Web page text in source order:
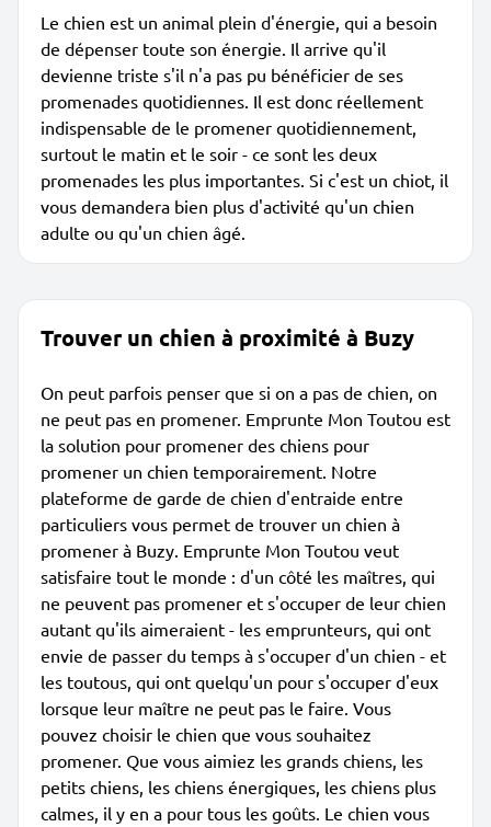
Le chien est un animal plein d'énergie, qui a besoin
de dépenser toute son énergie. Il arrive qu'il
devienne triste s'il n'a pas pu bénéficier de ses
promenades quotidiennes. Il est donc réellement
indispensable de le promener quotidiennement,
surtout le matin et le soir - ce sont les deux
promenades les plus importantes. Si c'est un chiot, il
vous demandera bien plus d'activité qu'un chien
adulte ou qu'un chien âgé.
Trouver un chien à proximité à Buzy
On peut parfois penser que si on a pas de chien, on
ne peut pas en promener. Emprunte Mon Toutou est
la solution pour promener des chiens pour
promener un chien temporairement. Notre
plateforme de garde de chien d'entraide entre
particuliers vous permet de trouver un chien à
promener à Buzy. Emprunte Mon Toutou veut
satisfaire tout le monde : d'un côté les maîtres, qui
ne peuvent pas promener et s'occuper de leur chien
autant qu'ils aimeraient - les emprunteurs, qui ont
envie de passer du temps à s'occuper d'un chien - et
les toutous, qui ont quelqu'un pour s'occuper d'eux
lorsque leur maître ne peut pas le faire. Vous
pouvez choisir le chien que vous souhaitez
promener. Que vous aimiez les grands chiens, les
petits chiens, les chiens énergiques, les chiens plus
calmes, il y en a pour tous les goûts. Le chien vous